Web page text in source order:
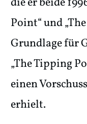
Point“ und
Grundlage für
„The Tipping
einen
erhielt.